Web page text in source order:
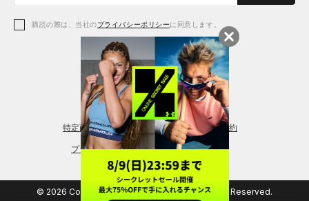
アクセサリー
レギンス＆タイツ
シューズ
購読の際は、当社のプライバシーポリシーに同意します。
特定商取引法に基づく通販の表記 会員規約
プライバシーポリシー
© 2026 Copyright DOME Corporation. All Rights Reserved.